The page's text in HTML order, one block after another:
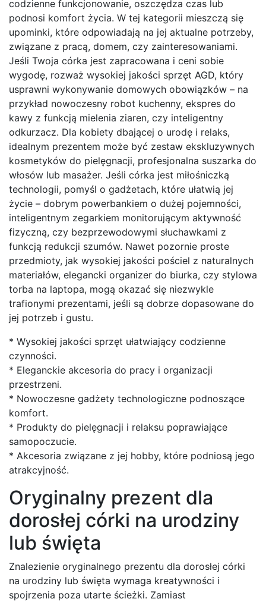
codzienne funkcjonowanie, oszczędza czas lub
podnosi komfort życia. W tej kategorii mieszczą się
upominki, które odpowiadają na jej aktualne potrzeby,
związane z pracą, domem, czy zainteresowaniami.
Jeśli Twoja córka jest zapracowana i ceni sobie
wygodę, rozważ wysokiej jakości sprzęt AGD, który
usprawni wykonywanie domowych obowiązków – na
przykład nowoczesny robot kuchenny, ekspres do
kawy z funkcją mielenia ziaren, czy inteligentny
odkurzacz. Dla kobiety dbającej o urodę i relaks,
idealnym prezentem może być zestaw ekskluzywnych
kosmetyków do pielęgnacji, profesjonalna suszarka do
włosów lub masażer. Jeśli córka jest miłośniczką
technologii, pomyśl o gadżetach, które ułatwią jej
życie – dobrym powerbankiem o dużej pojemności,
inteligentnym zegarkiem monitorującym aktywność
fizyczną, czy bezprzewodowymi słuchawkami z
funkcją redukcji szumów. Nawet pozornie proste
przedmioty, jak wysokiej jakości pościel z naturalnych
materiałów, elegancki organizer do biurka, czy stylowa
torba na laptopa, mogą okazać się niezwykle
trafionymi prezentami, jeśli są dobrze dopasowane do
jej potrzeb i gustu.
* Wysokiej jakości sprzęt ułatwiający codzienne
czynności.
* Eleganckie akcesoria do pracy i organizacji
przestrzeni.
* Nowoczesne gadżety technologiczne podnoszące
komfort.
* Produkty do pielęgnacji i relaksu poprawiające
samopoczucie.
* Akcesoria związane z jej hobby, które podniosą jego
atrakcyjność.
Oryginalny prezent dla
dorosłej córki na urodziny
lub święta
Znalezienie oryginalnego prezentu dla dorosłej córki
na urodziny lub święta wymaga kreatywności i
spojrzenia poza utarte ścieżki. Zamiast